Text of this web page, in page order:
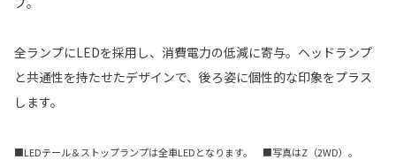
全ランプにLEDを採用し、消費電力の低減に寄与。ヘッドランプ
と共通性を持たせたデザインで、後ろ姿に個性的な印象をプラス
します。
■LEDテール＆ストップランプは全車LEDとなります。 ■写真はZ（2WD）。